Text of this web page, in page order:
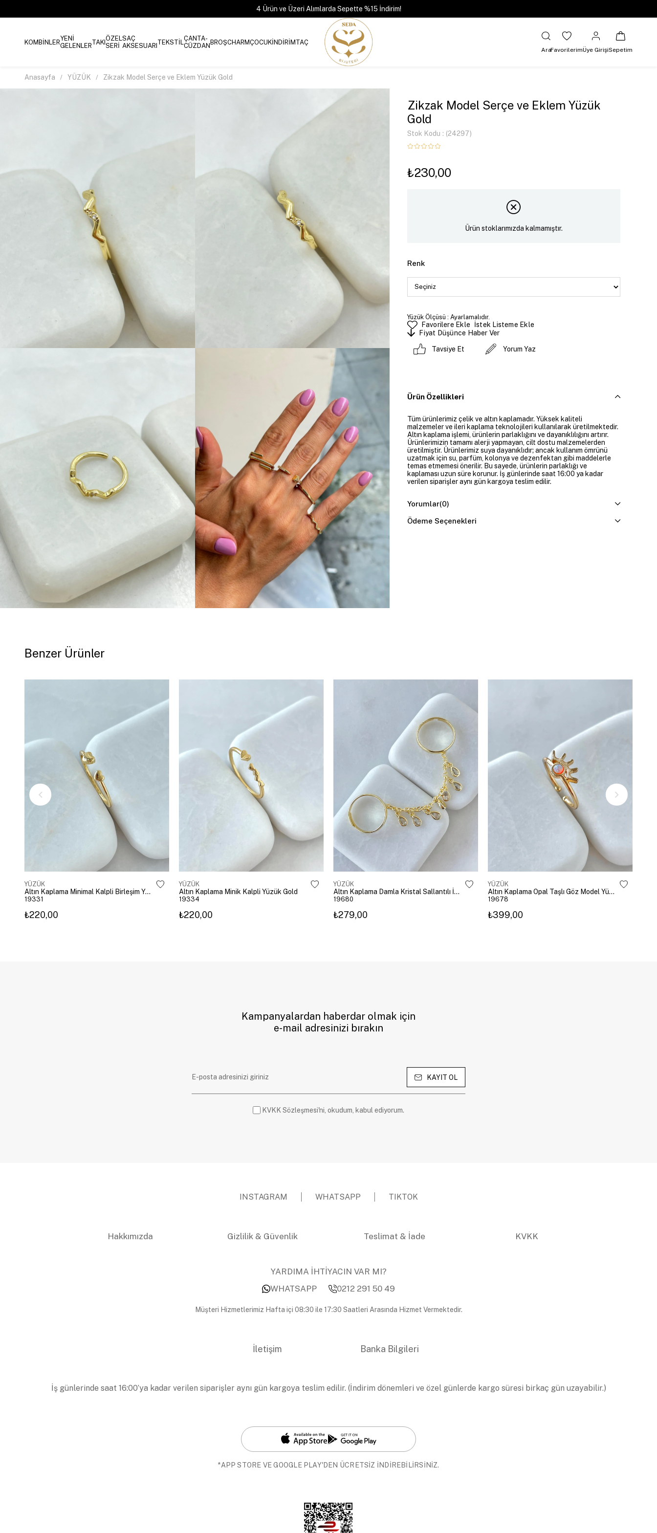
4 Ürün ve Üzeri Alımlarda Sepette %15 İndirim!
KOMBİNLERYENİ
GELENLERTAKIÖZEL
SERİ
SAÇ
AKSESUARI TEKSTİLÇANTA-
CÜZDANBROŞCHARMÇOCUKİNDİRİMTAÇ
AraFavorilerimÜye GirişiSepetim
Anasayfa YÜZÜK Zikzak Model Serçe ve Eklem Yüzük Gold
Zikzak Model Serçe ve Eklem Yüzük
Gold
Stok Kodu (24297)
₺230,00
Ürün stoklarımızda kalmamıştır.
Renk
Yüzük Ölçüsü : Ayarlamalıdır.
Favorilere Ekle
İstek Listeme Ekle
Fiyat Düşünce Haber Ver
Tavsiye Et Yorum Yaz
Ürün Özellikleri
Tüm ürünlerimiz çelik ve altın kaplamadır. Yüksek kaliteli
malzemeler ve ileri kaplama teknolojileri kullanılarak üretilmektedir.
Altın kaplama işlemi, ürünlerin parlaklığını ve dayanıklılığını artırır.
Ürünlerimizin tamamı alerji yapmayan, cilt dostu malzemelerden
üretilmiştir. Ürünlerimiz suya dayanıklıdır; ancak kullanım ömrünü
uzatmak için su, parfüm, kolonya ve dezenfektan gibi maddelerle
temas etmemesi önerilir. Bu sayede, ürünlerin parlaklığı ve
kaplaması uzun süre korunur. İş günlerinde saat 16:00 ya kadar
verilen siparişler aynı gün kargoya teslim edilir.
Yorumlar(0)
Ödeme Seçenekleri
Benzer Ürünler
YÜZÜK
Altın Kaplama Minimal Kalpli Birleşim Yüzük Gold
19331
₺220,00
YÜZÜK
Altın Kaplama Minik Kalpli Yüzük Gold
19334
₺220,00
YÜZÜK
Altın Kaplama Damla Kristal Sallantılı İkili Yüzük Gold
19680
₺279,00
YÜZÜK
Altın Kaplama Opal Taşlı Göz Model Yüzük Pembe
19678
₺399,00
Kampanyalardan haberdar olmak için
e-mail adresinizi bırakın
KAYIT OL
KVKK Sözleşmesi'ni, okudum, kabul ediyorum.
INSTAGRAM WHATSAPP TIKTOK
Hakkımızda Gizlilik & Güvenlik Teslimat & İade KVKK
YARDIMA İHTİYACIN VAR MI?
WHATSAPP
0212 291 50 49
Müşteri Hizmetlerimiz Hafta içi 08:30 ile 17:30 Saatleri Arasında Hizmet Vermektedir.
İletişim Banka Bilgileri
İş günlerinde saat 16:00’ya kadar verilen siparişler aynı gün kargoya teslim edilir. (İndirim dönemleri ve özel günlerde kargo süresi birkaç gün uzayabilir.)
*APP STORE VE GOOGLE PLAY'DEN ÜCRETSİZ İNDİREBİLİRSİNİZ.